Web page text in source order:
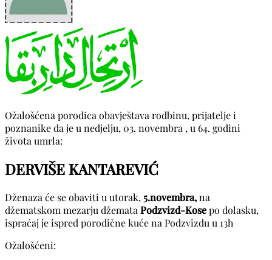
Ožalošćena porodica obavještava rodbinu, prijatelje i
poznanike da je u nedjelju, 03. novembra , u 64. godini
života umrla:
DERVIŠE KANTAREVIĆ
Dženaza će se obaviti u utorak, 5.novembra,na
džematskom mezarju džemata Podzvizd-Kosepo dolasku,
ispraćaj je ispred porodične kuće na Podzvizdu u 13h
Ožalošćeni: